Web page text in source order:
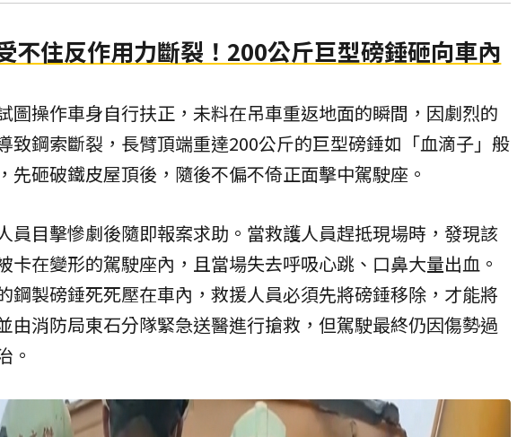
不住反作用力斷裂！200公斤巨型磅錘砸向車內
圖操作車身自行扶正，未料在吊車重返地面的瞬間，因劇烈的
致鋼索斷裂，長臂頂端重達200公斤的巨型磅錘如「血滴子」般
先砸破鐵皮屋頂後，隨後不偏不倚正面擊中駕駛座。
員目擊慘劇後隨即報案求助。當救護人員趕抵現場時，發現該
卡在變形的駕駛座內，且當場失去呼吸心跳、口鼻大量出血。
鋼製磅錘死死壓在車內，救援人員必須先將磅錘移除，才能將
由消防局東石分隊緊急送醫進行搶救，但駕駛最終仍因傷勢過
。